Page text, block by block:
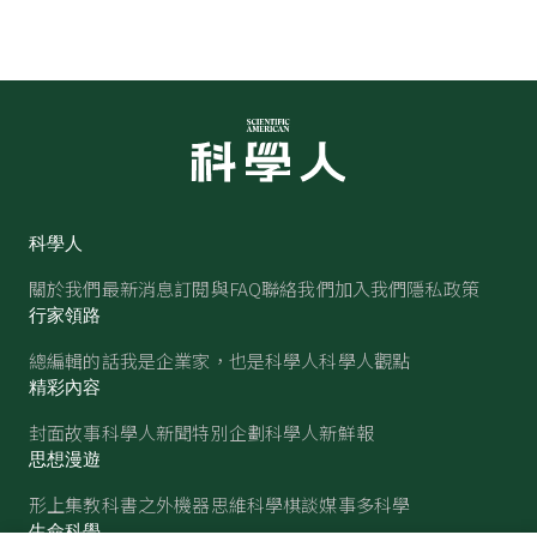
科學人
關於我們最新消息訂閱與FAQ聯絡我們加入我們隱私政策
行家領路
總編輯的話我是企業家，也是科學人科學人觀點
精彩內容
封面故事科學人新聞特別企劃科學人新鮮報
思想漫遊
形上集教科書之外機器思維科學棋談媒事多科學
生命科學